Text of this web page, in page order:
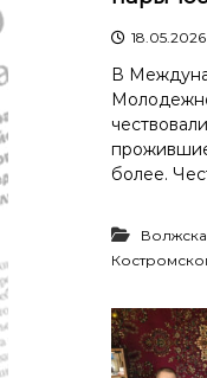
18.05.2026
В
более.